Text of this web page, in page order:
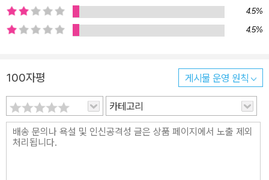
4.5%
4.5%
100자평 게시물 운영 원칙
카테고리